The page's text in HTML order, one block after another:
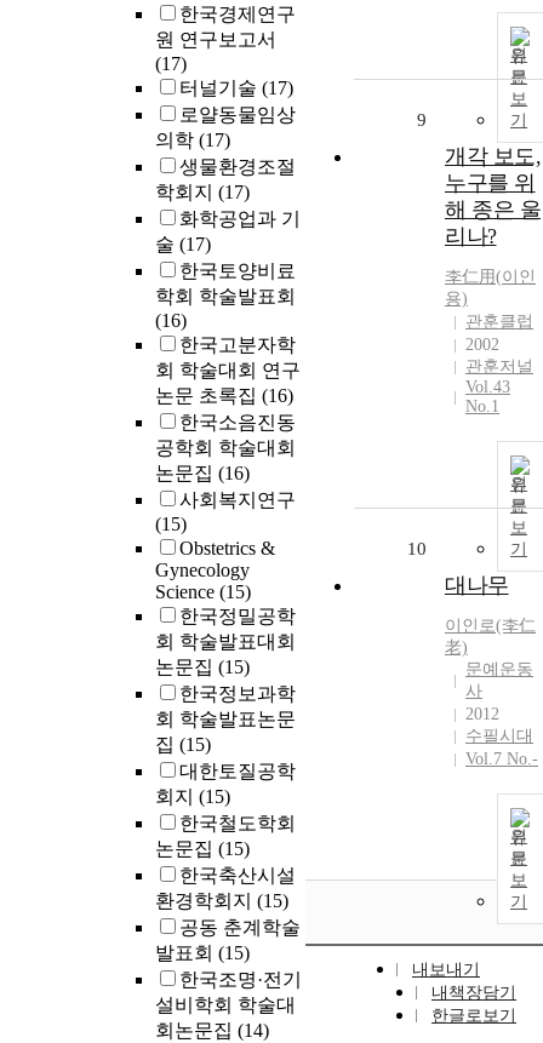
한국경제연구
원 연구보고서
(17)
터널기술 (17)
로얄동물임상
의학 (17)
생물환경조절
학회지 (17)
화학공업과 기
술 (17)
한국토양비료
학회 학술발표회
(16)
한국고분자학
회 학술대회 연구
논문 초록집 (16)
한국소음진동
공학회 학술대회
논문집 (16)
사회복지연구
(15)
Obstetrics &
Gynecology
Science (15)
한국정밀공학
회 학술발표대회
논문집 (15)
한국정보과학
회 학술발표논문
집 (15)
대한토질공학
회지 (15)
한국철도학회
논문집 (15)
한국축산시설
환경학회지 (15)
공동 춘계학술
발표회 (15)
한국조명·전기
설비학회 학술대
회논문집 (14)
원
문
보
기
9
개각 보도,
누구를 위
해 종은 울
리나?
李仁用(이인
용)
관훈클럽
2002
관훈저널
Vol.43
No.1
원
문
보
기
10
대나무
이인 로(李仁
老)
문예운동
사
2012
수필시대
Vol.7 No.-
원
문
보
기
내보내기
내책장담기
한글로보기